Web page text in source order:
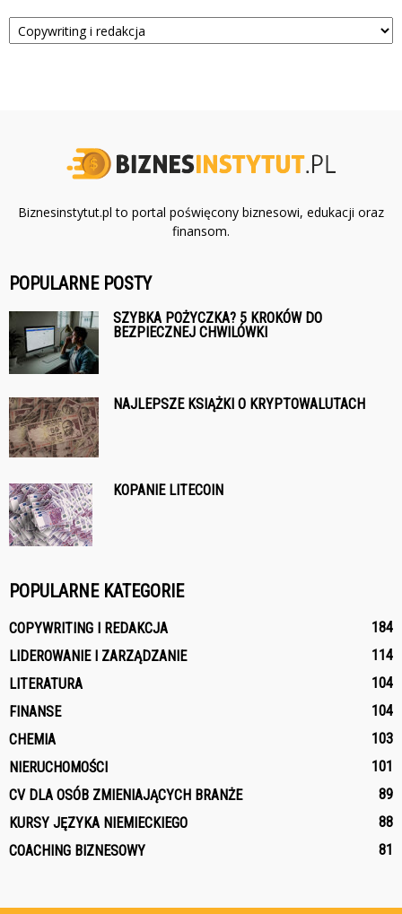
Kategorie
Biznesinstytut.pl to portal poświęcony biznesowi, edukacji oraz
finansom.
POPULARNE POSTY
SZYBKA POŻYCZKA? 5 KROKÓW DO
BEZPIECZNEJ CHWILÓWKI
NAJLEPSZE KSIĄŻKI O KRYPTOWALUTACH
KOPANIE LITECOIN
POPULARNE KATEGORIE
COPYWRITING I REDAKCJA
184
LIDEROWANIE I ZARZĄDZANIE
114
LITERATURA
104
FINANSE
104
CHEMIA
103
NIERUCHOMOŚCI
101
CV DLA OSÓB ZMIENIAJĄCYCH BRANŻE
89
KURSY JĘZYKA NIEMIECKIEGO
88
COACHING BIZNESOWY
81